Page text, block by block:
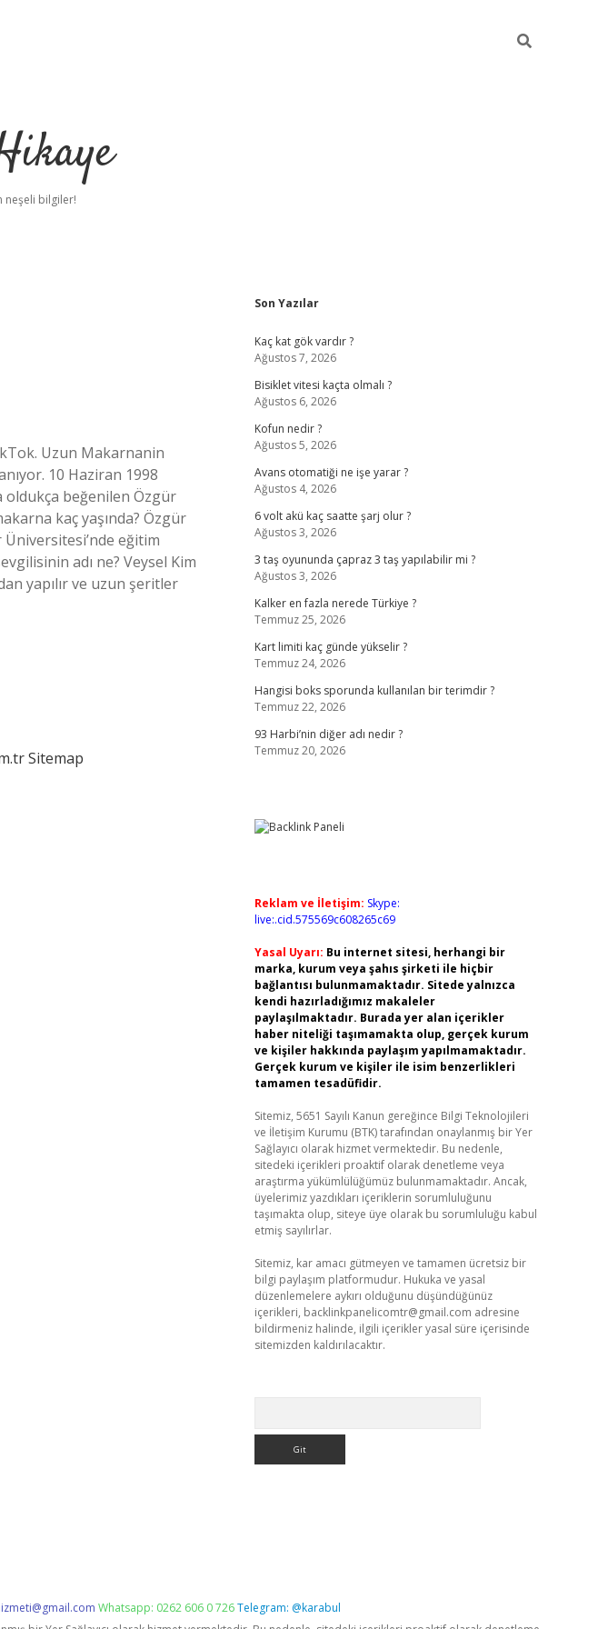
neşeli bilgiler!
Uzun Makarnanin
10 Haziran 1998
oldukça beğenilen Özgür
kaç yaşında? Özgür
eğitim
adı ne? Veysel Kim
yapılır ve uzun şeritler
Sitemap
Sidebar
Son Yazılar
Kaç kat gök vardır ?
Ağustos 7, 2026
Bisiklet vitesi kaçta olmalı ?
Ağustos 6, 2026
Kofun nedir ?
Ağustos 5, 2026
Avans otomatiği ne işe yarar ?
Ağustos 4, 2026
6 volt akü kaç saatte şarj olur ?
Ağustos 3, 2026
3 taş oyununda çapraz 3 taş yapılabilir mi ?
Ağustos 3, 2026
Kalker en fazla nerede Türkiye ?
Temmuz 25, 2026
Kart limiti kaç günde yükselir ?
Temmuz 24, 2026
Hangisi boks sporunda kullanılan bir terimdir ?
Temmuz 22, 2026
93 Harbi’nin diğer adı nedir ?
Temmuz 20, 2026
Reklam ve İletişim: Skype:
live:.cid.575569c608265c69
Yasal Uyarı: Bu internet sitesi, herhangi bir
marka, kurum veya şahıs şirketi ile hiçbir
bağlantısı bulunmamaktadır. Sitede yalnızca
kendi hazırladığımız makaleler
paylaşılmaktadır. Burada yer alan içerikler
haber niteliği taşımamakta olup, gerçek kurum
ve kişiler hakkında paylaşım yapılmamaktadır.
Gerçek kurum ve kişiler ile isim benzerlikleri
tamamen tesadüfidir.
Sitemiz, 5651 Sayılı Kanun gereğince Bilgi Teknolojileri
ve İletişim Kurumu (BTK) tarafından onaylanmış bir Yer
Sağlayıcı olarak hizmet vermektedir. Bu nedenle,
sitedeki içerikleri proaktif olarak denetleme veya
araştırma yükümlülüğümüz bulunmamaktadır. Ancak,
üyelerimiz yazdıkları içeriklerin sorumluluğunu
taşımakta olup, siteye üye olarak bu sorumluluğu kabul
etmiş sayılırlar.
Sitemiz, kar amacı gütmeyen ve tamamen ücretsiz bir
bilgi paylaşım platformudur. Hukuka ve yasal
düzenlemelere aykırı olduğunu düşündüğünüz
içerikleri, backlinkpanelicomtr@gmail.com adresine
bildirmeniz halinde, ilgili içerikler yasal süre içerisinde
sitemizden kaldırılacaktır.
Whatsapp: 0262 606 0 726Telegram: @karabul